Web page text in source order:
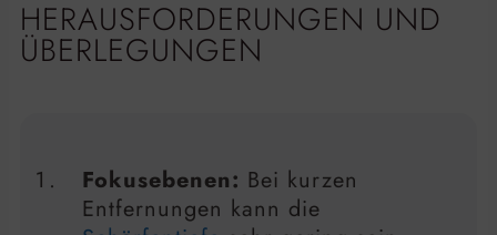
HERAUSFORDERUNGEN UND
ÜBERLEGUNGEN
Fokusebenen: Bei kurzen
Entfernungen kann die